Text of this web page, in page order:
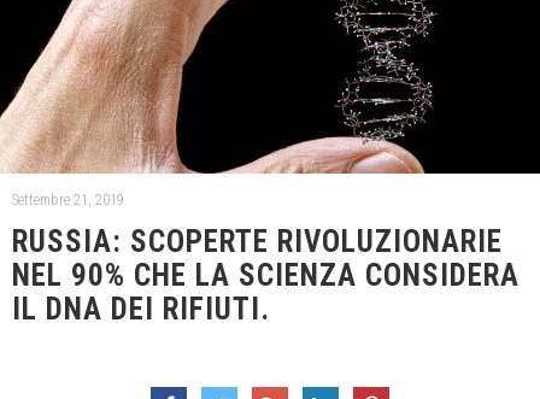
Settembre 21, 2019
RUSSIA: SCOPERTE RIVOLUZIONARIE
NEL 90% CHE LA SCIENZA CONSIDERA
IL DNA DEI RIFIUTI.